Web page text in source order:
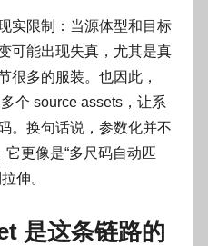
实限制：当源体型和目标
可能出现失真，尤其是真
很多的服装。也因此，
个 source assets，让系
。换句话说，参数化并不
它更像是“多尺码自动匹
伸。
是这条链路的